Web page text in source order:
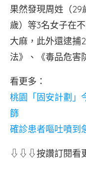
果然發現周姓（29
歲）等3名女子在
大麻，此外還逮捕
法》、《毒品危害
看更多：
桃園「固安計劃」
篩
確診患者嘔吐噴
⇩⇩⇩按讚訂閱